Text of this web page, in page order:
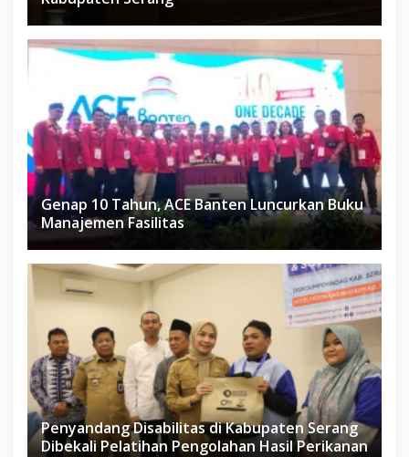
Genap 10 Tahun, ACE Banten Luncurkan Buku
Manajemen Fasilitas
Penyandang Disabilitas di Kabupaten Serang
Dibekali Pelatihan Pengolahan Hasil Perikanan